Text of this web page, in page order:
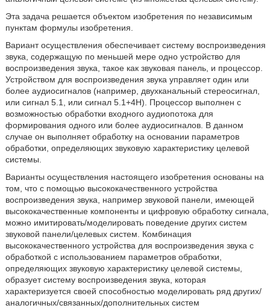
Эта задача решается объектом изобретения по независимым
пунктам формулы изобретения.
Вариант осуществления обеспечивает систему воспроизведения
звука, содержащую по меньшей мере одно устройство для
воспроизведения звука, такое как звуковая панель, и процессор.
Устройством для воспроизведения звука управляет один или
более аудиосигналов (например, двухканальный стереосигнал,
или сигнал 5.1, или сигнал 5.1+4H). Процессор выполнен с
возможностью обработки входного аудиопотока для
формирования одного или более аудиосигналов. В данном
случае он выполняет обработку на основании параметров
обработки, определяющих звуковую характеристику целевой
системы.
Варианты осуществления настоящего изобретения основаны на
том, что с помощью высококачественного устройства
воспроизведения звука, например звуковой панели, имеющей
высококачественные компоненты и цифровую обработку сигнала,
можно имитировать/моделировать поведение других систем
звуковой панели/целевых систем. Комбинация
высококачественного устройства для воспроизведения звука с
обработкой с использованием параметров обработки,
определяющих звуковую характеристику целевой системы,
образует систему воспроизведения звука, которая
характеризуется своей способностью моделировать ряд других/
аналогичных/связанных/дополнительных систем